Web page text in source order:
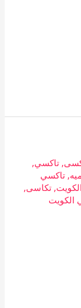
,تاكسي,
,تاكسي
,تكاسى,
الكويت